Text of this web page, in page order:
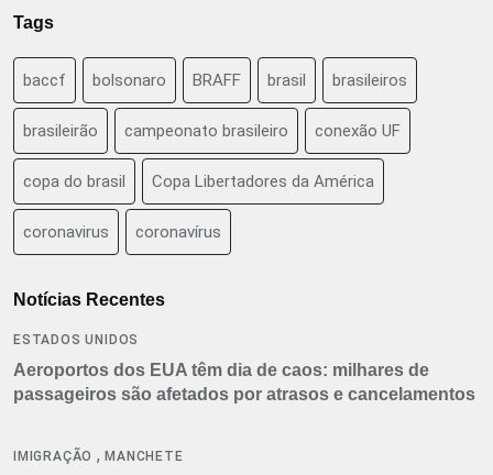
Tags
baccf bolsonaro BRAFF brasil brasileiros
brasileirão campeonato brasileiro conexão UF
copa do brasil Copa Libertadores da América
coronavirus coronavírus
Notícias Recentes
ESTADOS UNIDOS
Aeroportos dos EUA têm dia de caos: milhares de
passageiros são afetados por atrasos e cancelamentos
IMIGRAÇÃO ,MANCHETE